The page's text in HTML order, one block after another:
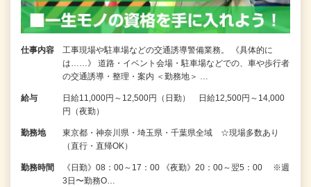
仕事内容
工事現場や駐車場などの交通誘導警備業務。 《具体的に
は……》 道路・イベント会場・駐車場などでの、車や歩行者
の交通誘導・整理・案内 ＜勤務地＞ …
給与
日給11,000円～12,500円（日勤） 日給12,500円～14,000
円（夜勤）
勤務地
東京都・神奈川県・埼玉県・千葉県全域 ☆現場多数あり
（直行・直帰OK）
勤務時間
《日勤》08：00～17：00 《夜勤》20：00～翌5：00 ※週
3日〜勤務O…